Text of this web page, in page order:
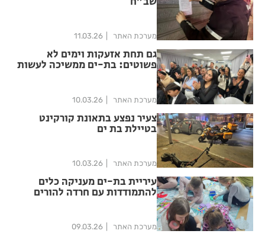
מערכת האתר 11.03.26
גם תחת אזעקות וימים לא
פשוטים: בת-ים ממשיכה לעשות
מערכת האתר 10.03.26
צעיר נפצע בתאונת קורקינט
בטיילת בת ים
מערכת האתר 10.03.26
עיריית בת-ים מעניקה כלים
להתמודדות עם חרדה להורים
מערכת האתר 09.03.26